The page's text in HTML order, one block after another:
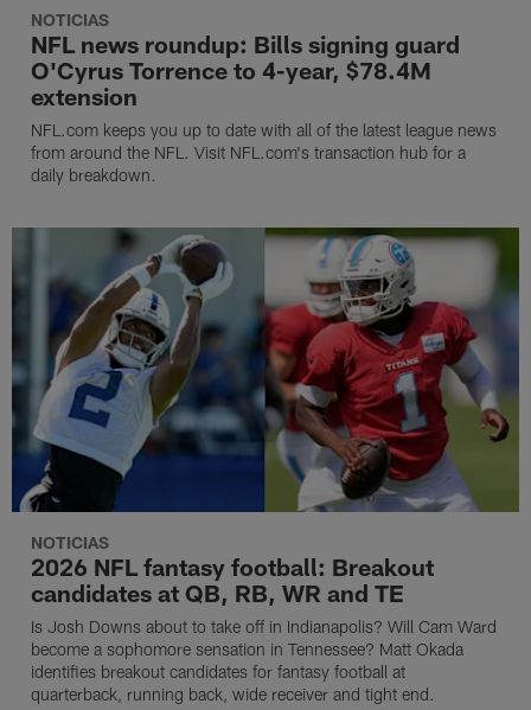
NOTICIAS
NFL news roundup: Bills signing guard
O'Cyrus Torrence to 4-year, $78.4M
extension
NFL.com keeps you up to date with all of the latest league news
from around the NFL. Visit NFL.com's transaction hub for a
daily breakdown.
NOTICIAS
2026 NFL fantasy football: Breakout
candidates at QB, RB, WR and TE
Is Josh Downs about to take off in Indianapolis? Will Cam Ward
become a sophomore sensation in Tennessee? Matt Okada
identifies breakout candidates for fantasy football at
quarterback, running back, wide receiver and tight end.